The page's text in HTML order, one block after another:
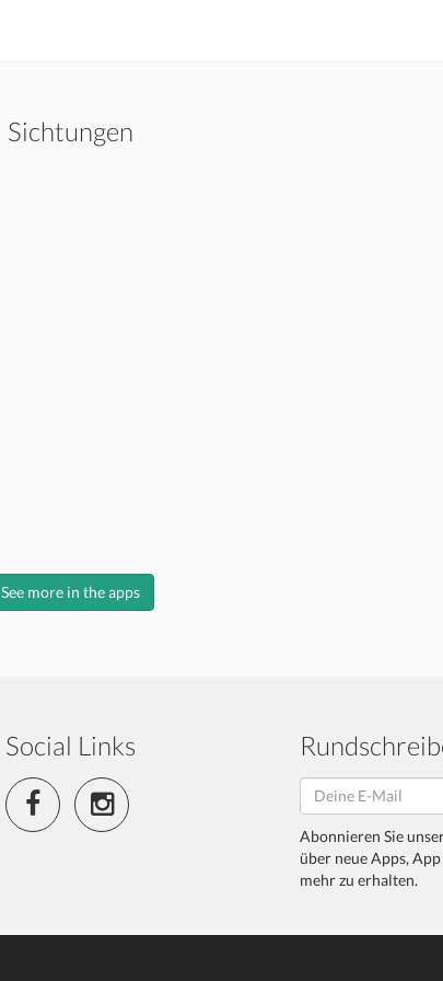
Sichtungen
See more in the apps
Social Links
Abonnieren Sie
über neue Apps,
mehr zu erhalten.